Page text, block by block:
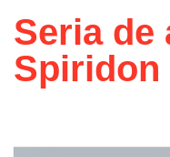
Seria de
Spiridon